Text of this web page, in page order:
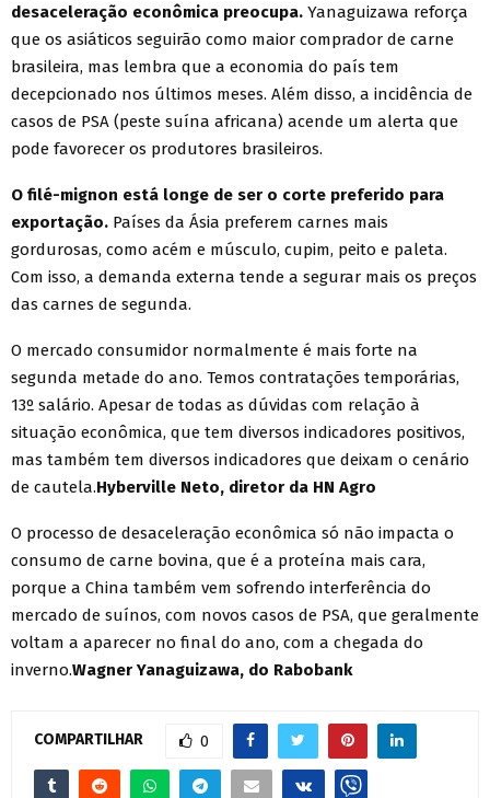
desaceleração econômica preocupa. Yanaguizawa reforça
que os asiáticos seguirão como maior comprador de carne
brasileira, mas lembra que a economia do país tem
decepcionado nos últimos meses. Além disso, a incidência de
casos de PSA (peste suína africana) acende um alerta que
pode favorecer os produtores brasileiros.
O filé-mignon está longe de ser o corte preferido para
exportação. Países da Ásia preferem carnes mais
gordurosas, como acém e músculo, cupim, peito e paleta.
Com isso, a demanda externa tende a segurar mais os preços
das carnes de segunda.
O mercado consumidor normalmente é mais forte na
segunda metade do ano. Temos contratações temporárias,
13º salário. Apesar de todas as dúvidas com relação à
situação econômica, que tem diversos indicadores positivos,
mas também tem diversos indicadores que deixam o cenário
de cautela.Hyberville Neto, diretor da HN Agro
O processo de desaceleração econômica só não impacta o
consumo de carne bovina, que é a proteína mais cara,
porque a China também vem sofrendo interferência do
mercado de suínos, com novos casos de PSA, que geralmente
voltam a aparecer no final do ano, com a chegada do
inverno.Wagner Yanaguizawa, do Rabobank
COMPARTILHAR 0